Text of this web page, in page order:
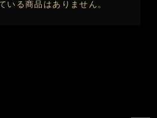
いる商品はありません。